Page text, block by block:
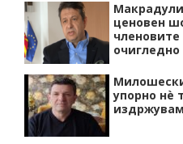
ценовен
упорно нѐ